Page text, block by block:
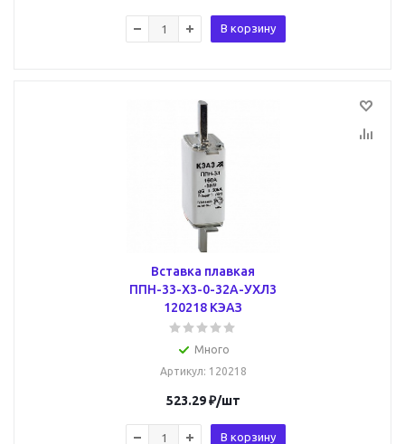
В корзину
Вставка плавкая
ППН-33-Х3-0-32А-УХЛ3
120218 КЭАЗ
Много
Артикул: 120218
523.29₽/шт
В корзину